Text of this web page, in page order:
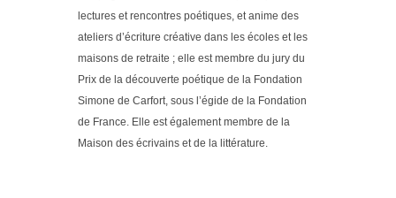
lectures et rencontres poétiques, et anime des
ateliers d’écriture créative dans les écoles et les
maisons de retraite ; elle est membre du jury du
Prix de la découverte poétique de la Fondation
Simone de Carfort, sous l’égide de la Fondation
de France. Elle est également membre de la
Maison des écrivains et de la littérature.